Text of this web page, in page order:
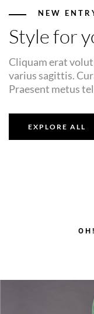
NEW
Style for
Cliquam erat
varius sagittis.
Praesent metus
EXPLORE ALL